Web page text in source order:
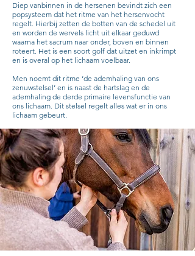
Diep vanbinnen in de hersenen bevindt zich een
popsysteem dat het ritme van het hersenvocht
regelt. Hierbij zetten de botten van de schedel uit
en worden de wervels licht uit elkaar geduwd
waarna het sacrum naar onder, boven en binnen
roteert. Het is een soort golf dat uitzet en inkrimpt
en is overal op het lichaam voelbaar.
Men noemt dit ritme ‘de ademhaling van ons
zenuwstelsel’ en is naast de hartslag en de
ademhaling de derde primaire levensfunctie van
ons lichaam. Dit stelsel regelt alles wat er in ons
lichaam gebeurt.